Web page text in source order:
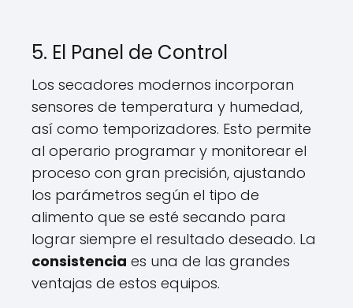
5. El Panel de Control
Los secadores modernos incorporan
sensores de temperatura y humedad,
así como temporizadores. Esto permite
al operario programar y monitorear el
proceso con gran precisión, ajustando
los parámetros según el tipo de
alimento que se esté secando para
lograr siempre el resultado deseado. La
consistencia es una de las grandes
ventajas de estos equipos.